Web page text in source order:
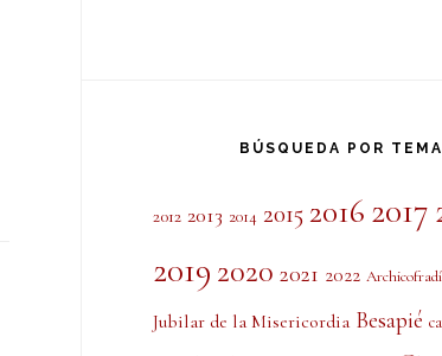
BÚSQUEDA POR
2012 2013 2014 20152016 2017
2019 2020 2021 2022
Jubilar de la Misericordia Besapié